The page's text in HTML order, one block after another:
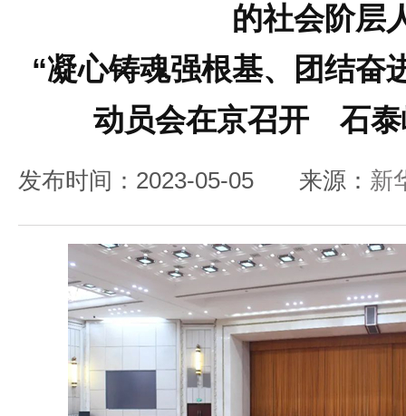
的社会阶层
“凝心铸魂强根基、团结奋
动员会在京召开 石泰
发布时间：2023-05-05 来源： 新